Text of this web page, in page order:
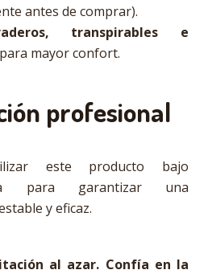
antes de comprar).
transpirables e
para mayor confort.
profesional
este producto bajo
para garantizar una
y eficaz.
al azar. Confía en la